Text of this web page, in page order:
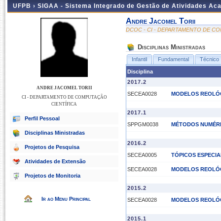
UFPB › SIGAA - Sistema Integrado de Gestão de Atividades
ANDRE JACOMEL TORII
CI - DEPARTAMENTO DE COMPUTAÇÃO
CIENTÍFICA
Perfil Pessoal
Disciplinas Ministradas
Projetos de Pesquisa
Atividades de Extensão
Projetos de Monitoria
Ir ao Menu Principal
Andre Jacomel Torii
DCOC - CI - DEPARTAMENTO DE
Disciplinas Ministradas
Infantil Fundamental Técnico
Disciplina
2017.2
SECEA0028
MODELOS
2017.1
SPPGM0038
MÉTODOS
2016.2
SECEA0005
TÓPICOS
SECEA0028 MODELOS
2015.2
SECEA0028
MODELOS
2015.1